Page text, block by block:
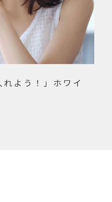
れよう！」ホワイ